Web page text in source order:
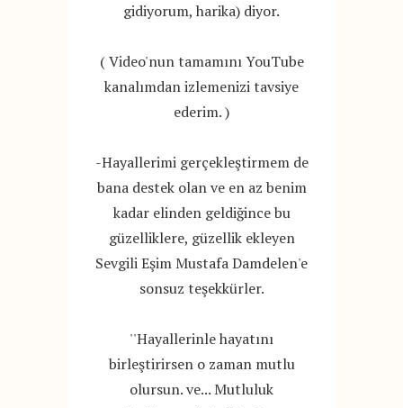
gidiyorum, harika) diyor.
( Video'nun tamamını YouTube
kanalımdan izlemenizi tavsiye
ederim. )
-Hayallerimi gerçekleştirmem de
bana destek olan ve en az benim
kadar elinden geldiğince bu
güzelliklere, güzellik ekleyen
Sevgili Eşim Mustafa Damdelen'e
sonsuz teşekkürler.
''Hayallerinle hayatını
birleştirirsen o zaman mutlu
olursun. ve... Mutluluk